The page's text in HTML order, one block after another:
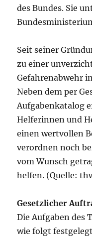
des Bundes. Sie
Seit seiner
zu einer
Gefahrenabwehr
Neben dem per
Aufgabenkatalog
Helferinnen und
einen wertvollen
verordnen noch
vom Wunsch
helfen. (Quelle:
Gesetzlicher
Die Aufgaben des
wie folgt